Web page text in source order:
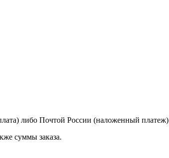
либо Почтой России (наложенный платеж)
суммы заказа.